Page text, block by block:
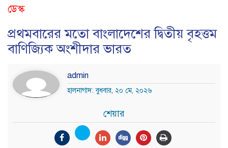
ডেস্ক
প্রথমবারের মতো বাংলাদেশের দ্বিতীয় বৃহত্তম
বাণিজ্যিক অংশীদার ভারত
admin
হালনাগাদ: বুধবার, ২০ মে, ২০২৬
শেয়ার